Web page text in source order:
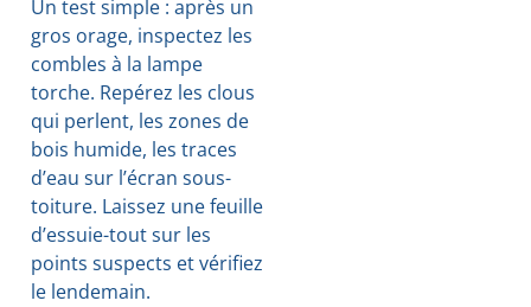
Un test simple : après un
gros orage, inspectez les
combles à la lampe
torche. Repérez les clous
qui perlent, les zones de
bois humide, les traces
d’eau sur l’écran sous-
toiture. Laissez une feuille
d’essuie-tout sur les
points suspects et vérifiez
le lendemain.